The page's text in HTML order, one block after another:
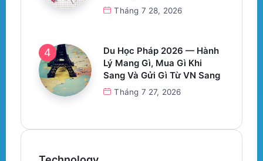
Tháng 7 28, 2026
Du Học Pháp 2026 — Hành
Lý Mang Gì, Mua Gì Khi
Sang Và Gửi Gì Từ VN Sang
Tháng 7 27, 2026